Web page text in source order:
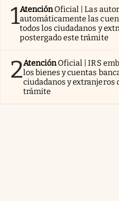
1AtenciónOficial | Las
automáticamente las
todos los ciudadanos y
postergado este trámite
2AtenciónOficial | IRS
los bienes y cuentas
ciudadanos y extranjeros
trámite